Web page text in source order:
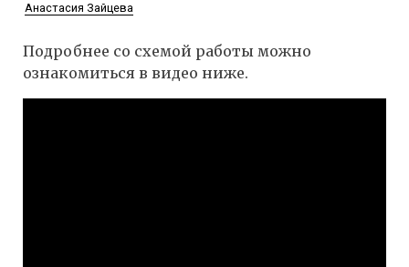
Анастасия Зайцева
Подробнее со схемой работы можно
ознакомиться в видео ниже.